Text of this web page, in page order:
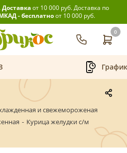
Доставкаот 10 000 руб.Доставка по
- бесплатноот 10 000 руб.
0
и свежемороженая
- Курица желудки с/м